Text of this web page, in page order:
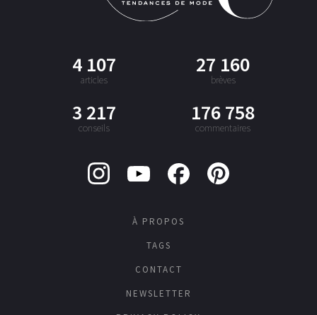
4 107
articles
27 160
brèves
3 217
conseils
176 758
commentaires
À PROPOS
TAGS
CONTACT
NEWSLETTER